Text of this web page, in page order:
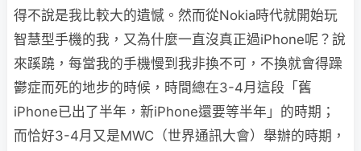
得不說是我比較大的遺憾。然而從Nokia時代就開始玩
智慧型手機的我，又為什麼一直沒真正過iPhone呢？說
來蹊蹺，每當我的手機慢到我非換不可，不換就會得躁
鬱症而死的地步的時候，時間總在3-4月這段「舊
iPhone已出了半年，新iPhone還要等半年」的時期；
而恰好3-4月又是MWC（世界通訊大會）舉辦的時期，